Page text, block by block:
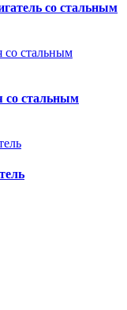
со стальным
со стальным